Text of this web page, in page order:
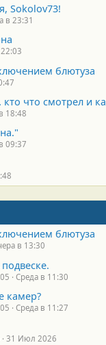
Sokolov73!
в 23:31
блютуза
кто что смотрел и
18:48
09:37
блютуза
в 13:30
Среда в 11:30
камер?
Среда в 11:27
31 Июл 2026